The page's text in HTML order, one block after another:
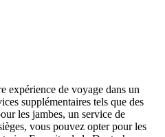
expérience de voyage dans un
supplémentaires tels que des
les jambes, un service de
vous pouvez opter pour les